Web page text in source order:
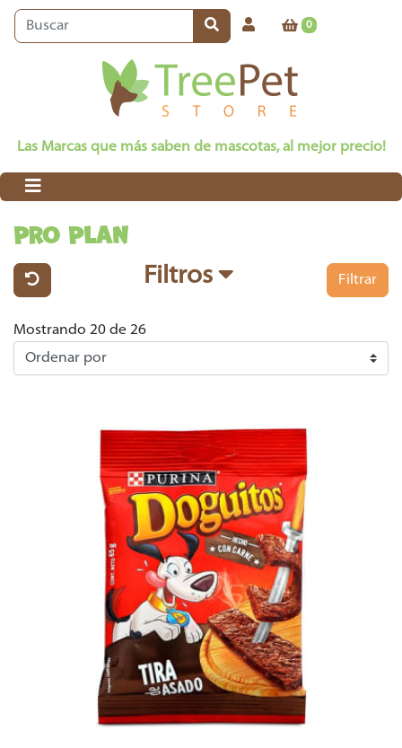
0
Las Marcas que más saben de mascotas, al mejor precio!
PRO PLAN
Filtros Filtrar
Mostrando 20 de 26